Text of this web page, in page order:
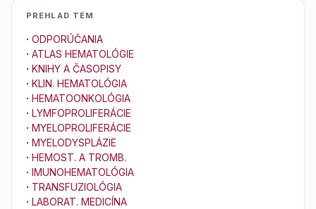
PREHLAD TÉM
· ODPORÚČANIA
· ATLAS HEMATOLÓGIE
· KNIHY A ČASOPISY
· KLIN. HEMATOLÓGIA
· HEMATOONKOLÓGIA
· LYMFOPROLIFERÁCIE
· MYELOPROLIFERÁCIE
· MYELODYSPLÁZIE
· HEMOST. A TROMB.
· IMUNOHEMATOLÓGIA
· TRANSFUZIOLÓGIA
· LABORAT. MEDICÍNA